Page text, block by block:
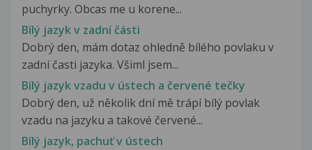
puchyrky. Obcas me u korene...
Bílý jazyk v zadní části
Dobrý den, mám dotaz ohledně bílého povlaku v
zadní časti jazyka. Všiml jsem...
Bílý jazyk vzadu v ústech a červené tečky
Dobrý den, už několik dní mě trápí bílý povlak
vzadu na jazyku a takové červené...
Bílý jazyk, pachuť v ústech